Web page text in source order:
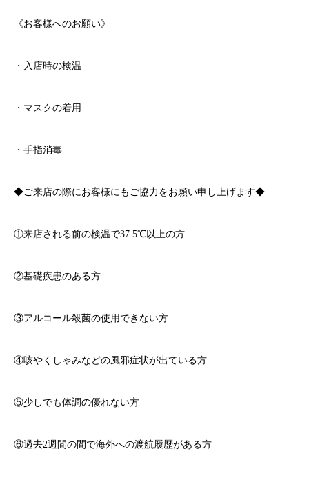
《お客様へのお願い》
・入店時の検温
・マスクの着用
・手指消毒
◆ご来店の際にお客様にもご協力をお願い申し上げます◆
①来店される前の検温で37.5℃以上の方
②基礎疾患のある方
③アルコール殺菌の使用できない方
④咳やくしゃみなどの風邪症状が出ている方
⑤少しでも体調の優れない方
⑥過去2週間の間で海外への渡航履歴がある方